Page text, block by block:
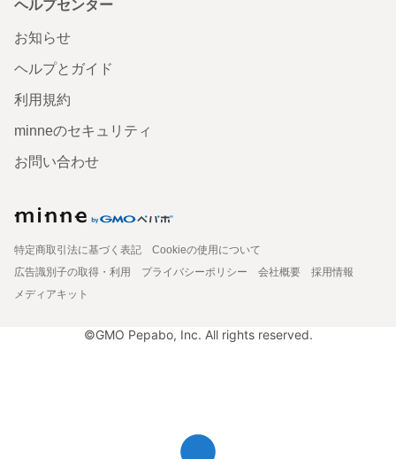
ヘルプセンター
お知らせ
ヘルプとガイド
利用規約
minneのセキュリティ
お問い合わせ
特定商取引法に基づく表記
Cookieの使用について
広告識別子の取得・利用
プライバシーポリシー 会社概要
採用情報
メディアキット
©GMO Pepabo, Inc. All rights reserved.